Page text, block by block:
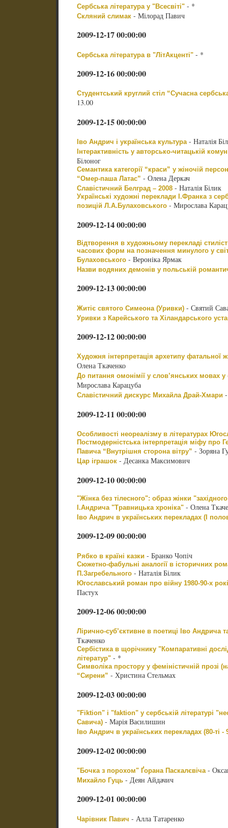
Сербська література у "Всесвіті"- *
Скляний слимак- Мілорад Павич
2009-12-17 00:00:00
Сербська література в "ЛітАкценті"- *
2009-12-16 00:00:00
Студентський круглий стіл “Сучасна
13.00
2009-12-15 00:00:00
Іво Андрич і українська культура- Наталія
Інтерактивність у авторсько-читацькій
Білоног
Семантика категорії “краси” у жіночій
“Омер-паша Латас” - Олена Деркач
Славістичний Белград – 2008- Наталія Білик
Українські художні переклади І.Франка з
позицій Л.А.Булаховського- Мирослава
2009-12-14 00:00:00
Відтворення в художньому перекладі
часових форм на позначення минулого у
Булаховського- Вероніка Ярмак
Назви водяних демонів у польській
2009-12-13 00:00:00
Житіє святого Симеона (Уривки)- Святий
Уривки з Карейського та Хіландарського
2009-12-12 00:00:00
Художня інтерпретація архетипу фатальної
Олена Ткаченко
До питання омонімії у слов’янських мовах у
Мирослава Карацуба
Славістичний дискурс Михайла Драй-Хмари
2009-12-11 00:00:00
Особливості неореалізму в літературах
Постмодерністська інтерпретація міфу про
Павича “Внутрішня сторона вітру” - Зоряна
Цар іграшок- Десанка Максимович
2009-12-10 00:00:00
"Жінка без тілесного": образ жінки
І.Андрича "Травницька хроніка"- Олена
Іво Андрич в українських перекладах (І
2009-12-09 00:00:00
Рябко в країні казки - Бранко Чопіч
Сюжетно-фабульні аналогії в історичних
П.Загребельного- Наталія Білик
Югославський роман про війну 1980-90-х
Пастух
2009-12-06 00:00:00
Лірично-суб’єктивне в поетиці Іво Андрича
Ткаченко
Сербістика в щорічнику "Компаративні
літератур"- *
Символіка простору у феміністичній прозі
“Сирени” - Христина Стельмах
2009-12-03 00:00:00
"Fiktion" і "faktion" у сербській літературі
Савича)- Марія Василишин
Іво Андрич в українських перекладах (80-ті -
2009-12-02 00:00:00
"Бочка з порохом" Ґорана Паскалєвіча-
Михайло Гуць- Деян Айдачич
2009-12-01 00:00:00
Чарівник Павич - Алла Татаренко